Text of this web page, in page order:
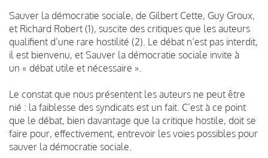
Sauver la démocratie sociale, de Gilbert Cette, Guy Groux,
et Richard Robert (1), suscite des critiques que les auteurs
qualifient d’une rare hostilité (2). Le débat n’est pas interdit,
il est bienvenu, et Sauver la démocratie sociale invite à
un « débat utile et nécessaire ».
Le constat que nous présentent les auteurs ne peut être
nié : la faiblesse des syndicats est un fait. C’est à ce point
que le débat, bien davantage que la critique hostile, doit se
faire pour, effectivement, entrevoir les voies possibles pour
sauver la démocratie sociale.